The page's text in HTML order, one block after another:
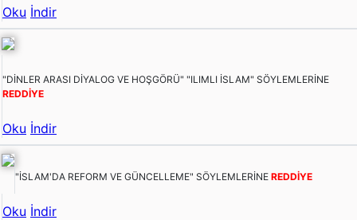
Oku İndir
"DİNLER ARASI DİYALOG VE HOŞGÖRÜ" "ILIMLI İSLAM" SÖYLEMLERİNE
REDDİYE
Oku İndir
"İSLAM'DA REFORM VE GÜNCELLEME" SÖYLEMLERİNE REDDİYE
Oku İndir